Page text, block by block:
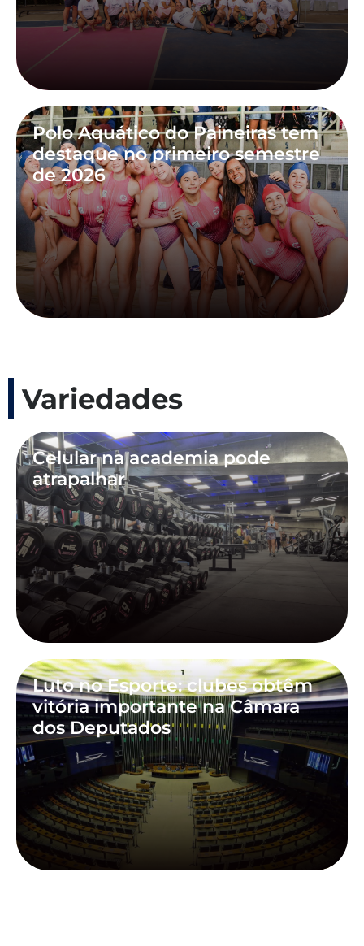
Polo Aquático do Paineiras tem
destaque no primeiro semestre
de 2026
Variedades
Celular na academia pode
atrapalhar
Luto no Esporte: clubes obtêm
vitória importante na Câmara
dos Deputados